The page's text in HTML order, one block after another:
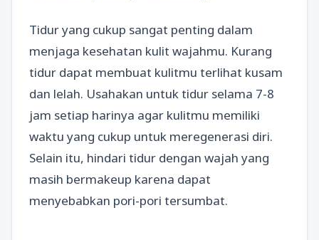
Tidur yang cukup sangat penting dalam
menjaga kesehatan kulit wajahmu. Kurang
tidur dapat membuat kulitmu terlihat kusam
dan lelah. Usahakan untuk tidur selama 7-8
jam setiap harinya agar kulitmu memiliki
waktu yang cukup untuk meregenerasi diri.
Selain itu, hindari tidur dengan wajah yang
masih bermakeup karena dapat
menyebabkan pori-pori tersumbat.